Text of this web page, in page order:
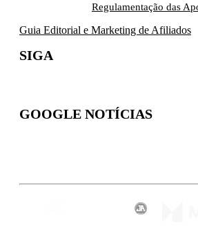
Regulamentação das
Guia Editorial e Marketing de Afiliados
SIGA
GOOGLE NOTÍCIAS